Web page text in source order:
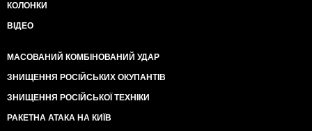
КОЛОНКИ
ВІДЕО
МАСОВАНИЙ КОМБІНОВАНИЙ УДАР
ЗНИЩЕННЯ РОСІЙСЬКИХ ОКУПАНТІВ
ЗНИЩЕННЯ РОСІЙСЬКОЇ ТЕХНІКИ
РАКЕТНА АТАКА НА КИЇВ